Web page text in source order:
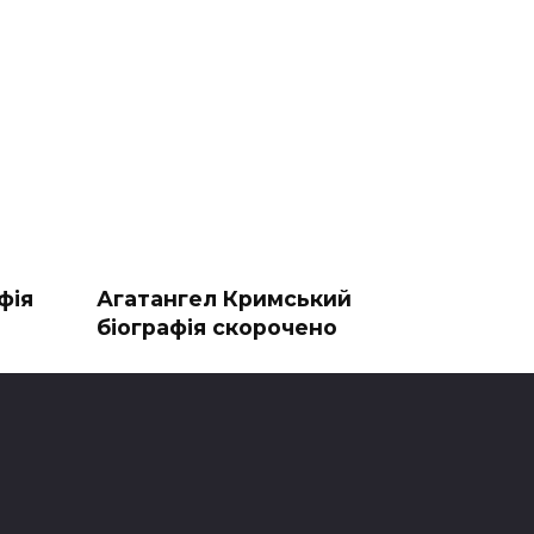
Агатангел Кримський
біографія скорочено